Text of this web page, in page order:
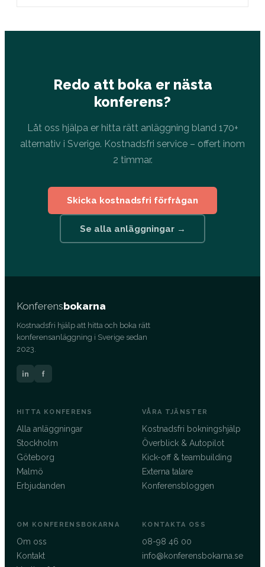
Redo att boka er nästa
konferens?
Låt oss hjälpa er hitta rätt anläggning bland 170+
alternativ i Sverige. Kostnadsfri service – offert inom
2 timmar.
Skicka kostnadsfri förfrågan
Se alla anläggningar →
Konferensbokarna
Kostnadsfri hjälp att hitta och boka rätt
konferensanläggning i Sverige sedan
2023.
in f
HITTA KONFERENS
Alla anläggningar
Stockholm
Göteborg
Malmö
Erbjudanden
VÅRA TJÄNSTER
Kostnadsfri bokningshjälp
Överblick & Autopilot
Kick-off & teambuilding
Externa talare
Konferensbloggen
OM KONFERENSBOKARNA
Om oss
Kontakt
KONTAKTA OSS
08-98 46 00
info@konferensbokarna.se